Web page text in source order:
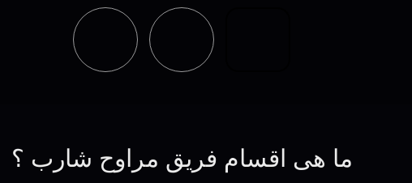
ما هى اقسام فريق مراوح شارب ؟